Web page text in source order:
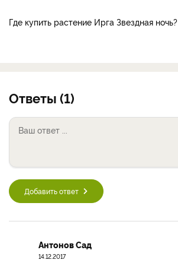
Где купить растение Ирга Звездная ночь?
Ответы (1)
Добавить ответ
Антонов Сад
14.12.2017